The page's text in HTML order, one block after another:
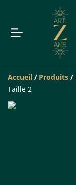
Accueil / Produits /
Taille 2